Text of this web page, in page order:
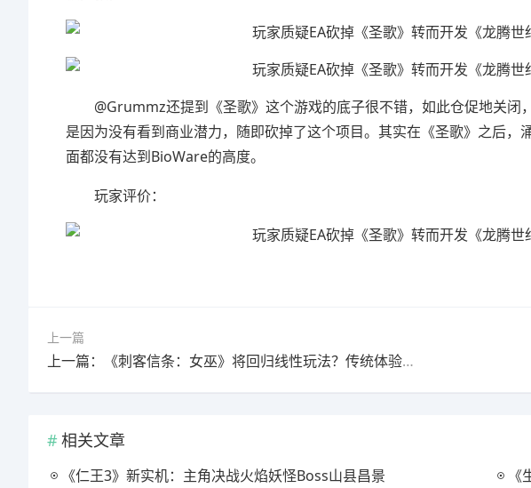
@Grummz还提到《圣歌》这个游戏的底子很不错，如此仓促地关闭
是因为没有看到商业潜力，随即砍掉了这个项目。其实在《圣歌》之后
面都没有达到BioWare的高度。
玩家评价：
上一篇
上一篇：《刺客信条：女巫》将回归线性玩法？传统体验重现
相关文章
《仁王3》新实机：主角决战火焰妖怪Boss山县昌景